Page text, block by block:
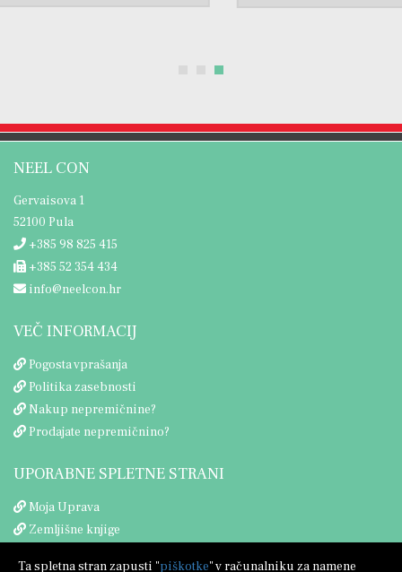
NEEL CON
Gervaisova 1
52100 Pula
+385 98 825 415
+385 52 354 434
info@neelcon.hr
VEČ INFORMACIJ
Pogosta vprašanja
Politika zasebnosti
Nakup nepremičnine?
Prodajate nepremičnino?
UPORABNE SPLETNE STRANI
Moja Uprava
Zemljišne knjige
Ta spletna stran zapusti "piškotke" v računalniku za namene